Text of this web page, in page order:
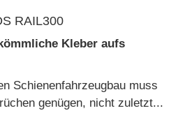
RAIL300
Kleber aufs
Schienenfahrzeugbau muss
genügen, nicht zuletzt...